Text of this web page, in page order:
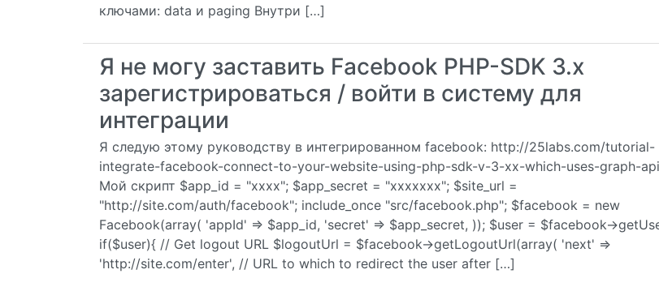
ключами: data и paging Внутри […]
Я не могу заставить Facebook PHP-SDK 3.x
зарегистрироваться / войти в систему для
интеграции
Я следую этому руководству в интегрированном facebook: http://25labs.com/tutorial-
integrate-facebook-connect-to-your-website-using-php-sdk-v-3-xx-which-uses-graph-
Мой скрипт $app_id = "xxxx"; $app_secret = "xxxxxxx"; $site_url =
"http://site.com/auth/facebook"; include_once "src/facebook.php"; $facebook = new
Facebook(array( 'appId' => $app_id, 'secret' => $app_secret, )); $user = $facebook-
if($user){ // Get logout URL $logoutUrl = $facebook->getLogoutUrl(array( 'next' =>
'http://site.com/enter', // URL to which to redirect the user after […]